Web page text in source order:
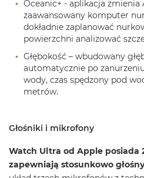
1
2
G
B
M
a
c
B
k
A
r
1
T
Oceanic+ - aplikacja
zaawansowany komputer
dokładnie zaplanować
powierzchni analizować
Głębokość – wbudowany
automatycznie po
wody, czas spędzony pod
metrów.
Głośniki i mikrofony
Watch Ultra od Apple posiada
zapewniają stosunkowo